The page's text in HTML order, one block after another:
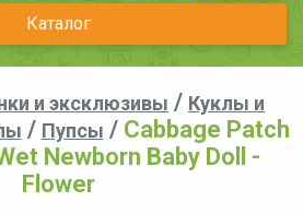
Каталог
и эксклюзивы / Куклы и
/ Пупсы / Cabbage Patch
Newborn Baby Doll -
Flower